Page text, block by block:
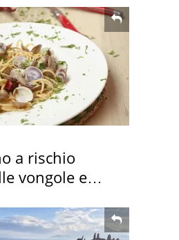
a rischio
vongole e